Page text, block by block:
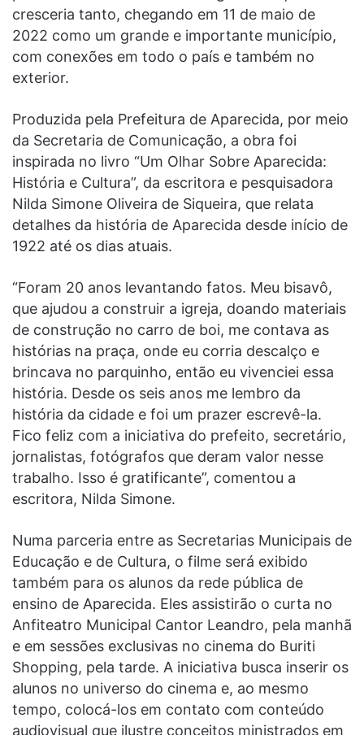
cresceria tanto, chegando em 11 de maio de
2022 como um grande e importante município,
com conexões em todo o país e também no
exterior.
Produzida pela Prefeitura de Aparecida, por meio
da Secretaria de Comunicação, a obra foi
inspirada no livro “Um Olhar Sobre Aparecida:
História e Cultura”, da escritora e pesquisadora
Nilda Simone Oliveira de Siqueira, que relata
detalhes da história de Aparecida desde início de
1922 até os dias atuais.
“Foram 20 anos levantando fatos. Meu bisavô,
que ajudou a construir a igreja, doando materiais
de construção no carro de boi, me contava as
histórias na praça, onde eu corria descalço e
brincava no parquinho, então eu vivenciei essa
história. Desde os seis anos me lembro da
história da cidade e foi um prazer escrevê-la.
Fico feliz com a iniciativa do prefeito, secretário,
jornalistas, fotógrafos que deram valor nesse
trabalho. Isso é gratificante”, comentou a
escritora, Nilda Simone.
Numa parceria entre as Secretarias Municipais de
Educação e de Cultura, o filme será exibido
também para os alunos da rede pública de
ensino de Aparecida. Eles assistirão o curta no
Anfiteatro Municipal Cantor Leandro, pela manhã
e em sessões exclusivas no cinema do Buriti
Shopping, pela tarde. A iniciativa busca inserir os
alunos no universo do cinema e, ao mesmo
tempo, colocá-los em contato com conteúdo
audiovisual que ilustre conceitos ministrados em